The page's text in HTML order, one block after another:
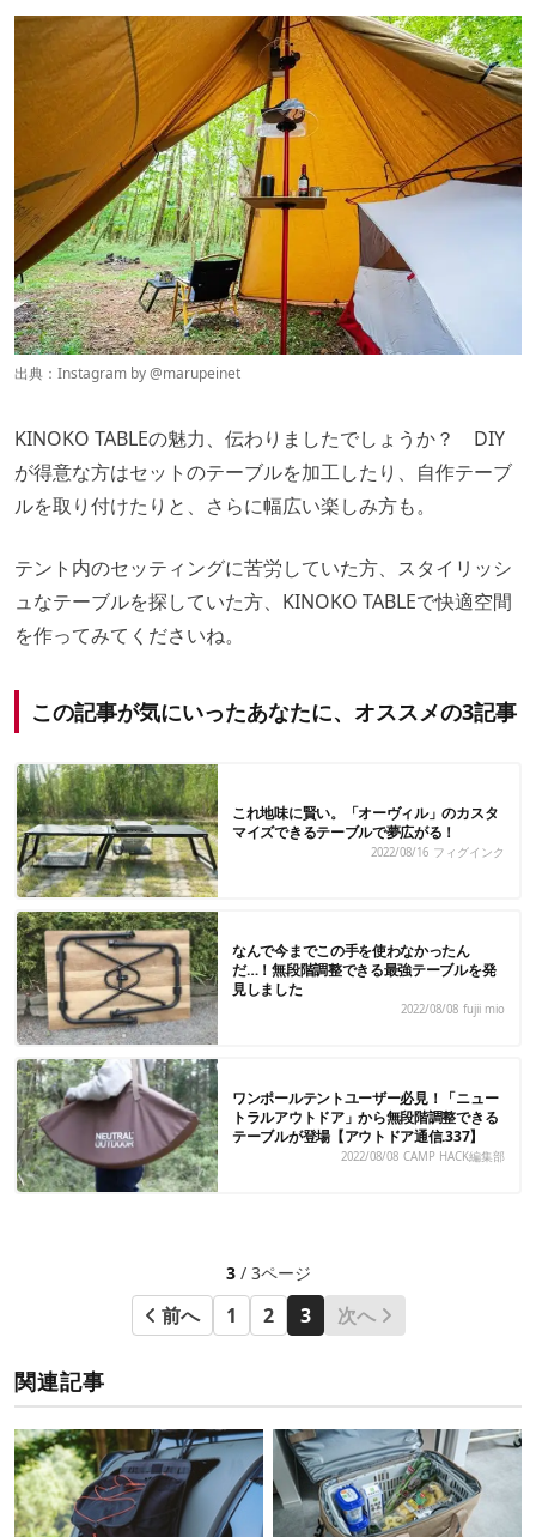
出典：Instagram by@marupeinet
KINOKO TABLEの魅力、伝わりましたでしょうか？ DIY
が得意な方はセットのテーブルを加工したり、自作テーブ
ルを取り付けたりと、さらに幅広い楽しみ方も。
テント内のセッティングに苦労していた方、スタイリッシ
ュなテーブルを探していた方、KINOKO TABLEで快適空間
を作ってみてくださいね。
この記事が気にいったあなたに、オススメの3記事
これ地味に賢い。「オーヴィル」のカスタ
マイズできるテーブルで夢広がる！
2022/08/16 フィグインク
なんで今までこの手を使わなかったん
だ…！無段階調整できる最強テーブルを発
見しました
2022/08/08 fujii mio
ワンポールテントユーザー必見！「ニュー
トラルアウトドア」から無段階調整できる
テーブルが登場【アウトドア通信.337】
2022/08/08 CAMP HACK編集部
3/ 3ページ
前へ 1 2 3 次へ
関連記事